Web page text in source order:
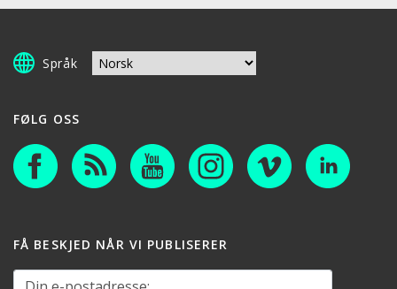
Språk
FØLG OSS
FÅ BESKJED NÅR VI PUBLISERER
Din e-postadresse: